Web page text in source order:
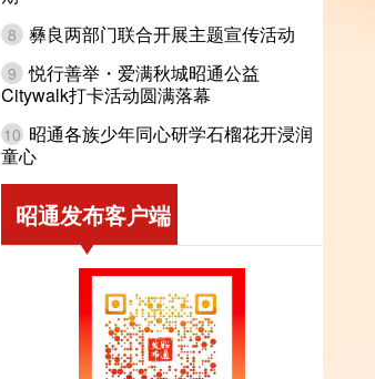
8 彝良两部门联合开展主题宣传活动
9 悦行善举・爱满秋城昭通公益
Citywalk打卡活动圆满落幕
10 昭通各族少年同心研学石榴花开浸润
童心
昭通发布客户端